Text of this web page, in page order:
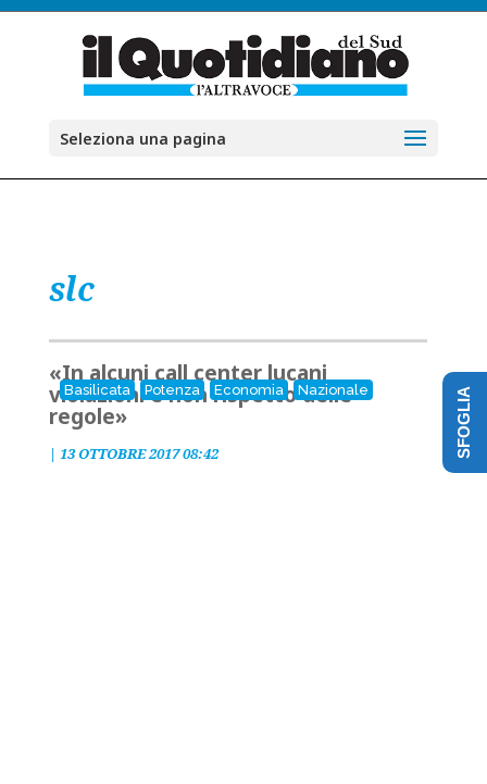
Seleziona una pagina
slc
Basilicata Potenza Economia Nazionale
«In alcuni call center lucani
violazioni e non rispetto delle
regole»
| 13 OTTOBRE 2017 08:42 SFOGLIA